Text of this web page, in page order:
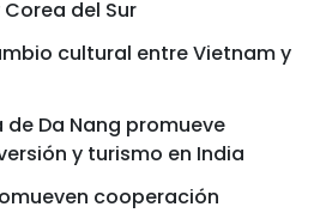
del Sur
cultural entre Vietnam y
Da Nang promueve
y turismo en India
cooperación